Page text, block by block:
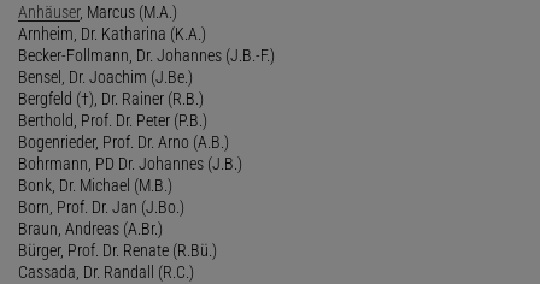
Anhäuser, Marcus (M.A.)
Arnheim, Dr. Katharina (K.A.)
Becker-Follmann, Dr. Johannes (J.B.-F.)
Bensel, Dr. Joachim (J.Be.)
Bergfeld (†), Dr. Rainer (R.B.)
Berthold, Prof. Dr. Peter (P.B.)
Bogenrieder, Prof. Dr. Arno (A.B.)
Bohrmann, PD Dr. Johannes (J.B.)
Bonk, Dr. Michael (M.B.)
Born, Prof. Dr. Jan (J.Bo.)
Braun, Andreas (A.Br.)
Bürger, Prof. Dr. Renate (R.Bü.)
Cassada, Dr. Randall (R.C.)